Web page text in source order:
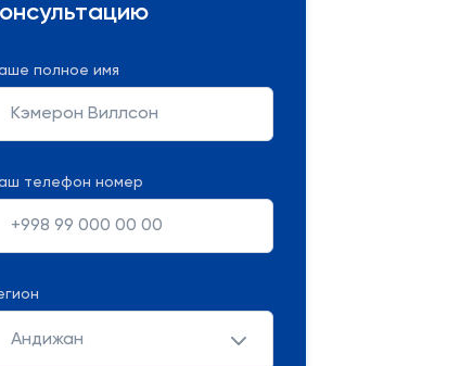
полное имя
телефон номер
Андижан